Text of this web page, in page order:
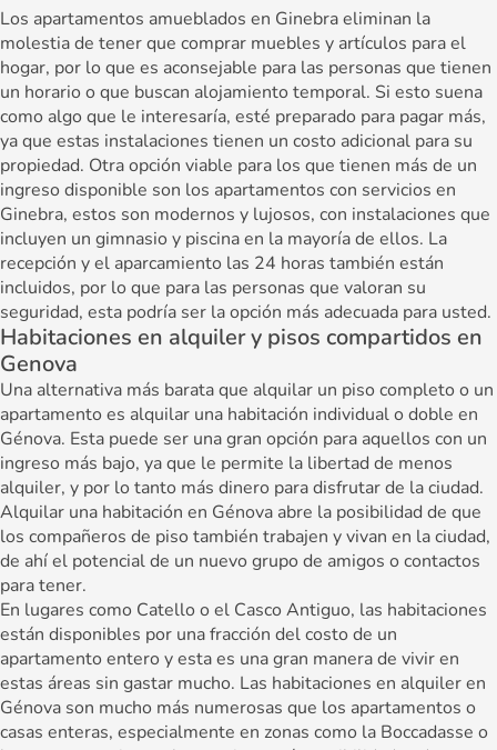
Los apartamentos amueblados en Ginebra eliminan la
molestia de tener que comprar muebles y artículos para el
hogar, por lo que es aconsejable para las personas que tienen
un horario o que buscan alojamiento temporal. Si esto suena
como algo que le interesaría, esté preparado para pagar más,
ya que estas instalaciones tienen un costo adicional para su
propiedad. Otra opción viable para los que tienen más de un
ingreso disponible son los apartamentos con servicios en
Ginebra, estos son modernos y lujosos, con instalaciones que
incluyen un gimnasio y piscina en la mayoría de ellos. La
recepción y el aparcamiento las 24 horas también están
incluidos, por lo que para las personas que valoran su
seguridad, esta podría ser la opción más adecuada para usted.
Habitaciones en alquiler y pisos compartidos en
Genova
Una alternativa más barata que alquilar un piso completo o un
apartamento es alquilar una habitación individual o doble en
Génova. Esta puede ser una gran opción para aquellos con un
ingreso más bajo, ya que le permite la libertad de menos
alquiler, y por lo tanto más dinero para disfrutar de la ciudad.
Alquilar una habitación en Génova abre la posibilidad de que
los compañeros de piso también trabajen y vivan en la ciudad,
de ahí el potencial de un nuevo grupo de amigos o contactos
para tener.
En lugares como Catello o el Casco Antiguo, las habitaciones
están disponibles por una fracción del costo de un
apartamento entero y esta es una gran manera de vivir en
estas áreas sin gastar mucho. Las habitaciones en alquiler en
Génova son mucho más numerosas que los apartamentos o
casas enteras, especialmente en zonas como la Boccadasse o